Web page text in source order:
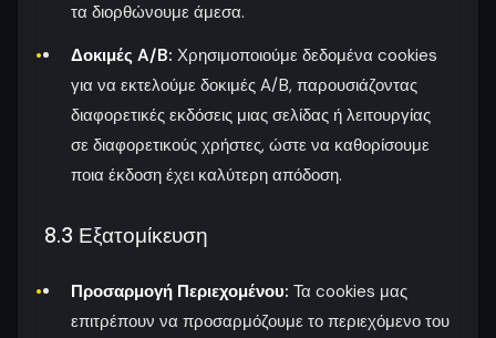
τα διορθώνουμε άμεσα.
Δοκιμές A/B: Χρησιμοποιούμε δεδομένα cookies
για να εκτελούμε δοκιμές A/B, παρουσιάζοντας
διαφορετικές εκδόσεις μιας σελίδας ή λειτουργίας
σε διαφορετικούς χρήστες, ώστε να καθορίσουμε
ποια έκδοση έχει καλύτερη απόδοση.
8.3 Εξατομίκευση
Προσαρμογή Περιεχομένου: Τα cookies μας
επιτρέπουν να προσαρμόζουμε το περιεχόμενο του